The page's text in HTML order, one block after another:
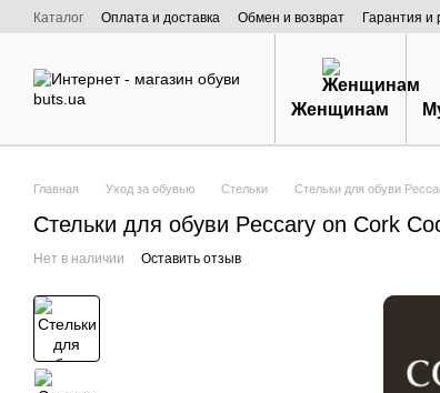
Перейти к основному контенту
Каталог Оплата и доставка Обмен и возврат Гарантия и
О нас
Женщинам
Главная Уход за обувью Стельки Стельки для обуви
Стельки для обуви Peccary on Cork
Нет в наличии Оставить отзыв